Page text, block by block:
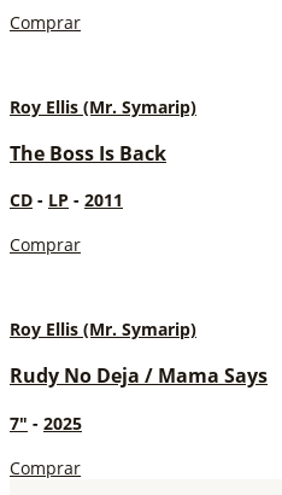
Comprar
Roy Ellis (Mr. Symarip)
The Boss Is Back
CD - LP - 2011
Comprar
Roy Ellis (Mr. Symarip)
Rudy No Deja / Mama Says
7" - 2025
Comprar